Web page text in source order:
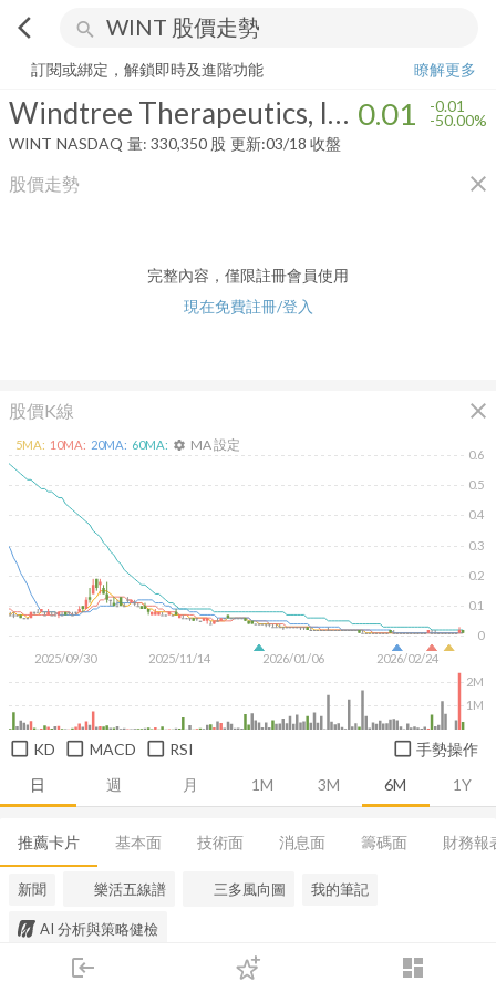
arrow_back_ios search
login dashboard
下單
Windtree Therapeutics, Inc. 0.01-50.00%
訂閱或綁定，解鎖即時及進階功能
瞭解更多
Windtree Therapeutics, Inc. 0.01 -0.01
-50.00%
WINT NASDAQ 量: 330,350 股 更新:03/18 收盤
股價走勢 close
完整內容，僅限註冊會員使用
現在免費註冊/登入
股價K線 close
日 週 月 1M 3M 6M 1Y
2025/09/30 2025/11/14 2026/01/06 2026/02/24
0
0.1
0.2
0.3
0.4
0.5
0.6
1M
2M
5MA: 10MA: 20MA: 60MA: settings MA 設定
KD MACD RSI 手勢操作
推薦卡片 基本面 技術面 消息面 籌碼面 財務報
新聞 樂活五線譜 三多風向圖 我的筆記
AI 分析與策略健檢